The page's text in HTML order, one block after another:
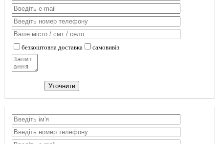
безкоштовна доставка самовивіз